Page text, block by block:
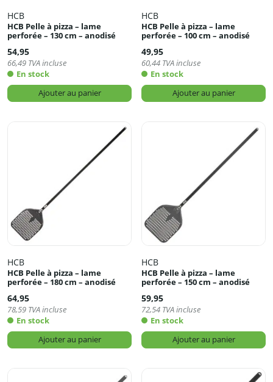
HCB
HCB Pelle à pizza – lame
perforée – 130 cm – anodisé
54,95
66,49 TVA incluse
En stock
Ajouter au panier
HCB
HCB Pelle à pizza – lame
perforée – 100 cm – anodisé
49,95
60,44 TVA incluse
En stock
Ajouter au panier
HCB
HCB Pelle à pizza – lame
perforée – 180 cm – anodisé
64,95
78,59 TVA incluse
En stock
Ajouter au panier
HCB
HCB Pelle à pizza – lame
perforée – 150 cm – anodisé
59,95
72,54 TVA incluse
En stock
Ajouter au panier